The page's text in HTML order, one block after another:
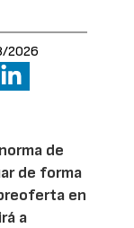
2026
de
de forma
en
a